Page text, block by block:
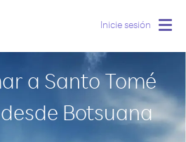
Inicie sesión
a Santo Tomé
Botsuana